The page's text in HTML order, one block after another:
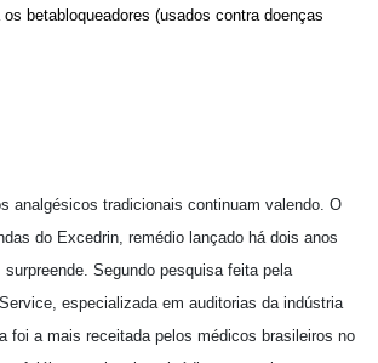
betabloqueadores (usados contra doenças
analgésicos tradicionais continuam valendo. O
do Excedrin, remédio lançado há dois anos
Segundo pesquisa feita pela
especializada em auditorias da indústria
foi a mais receitada pelos médicos brasileiros no